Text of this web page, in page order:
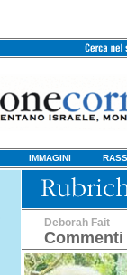
IMMAGINI
Deborah Fait